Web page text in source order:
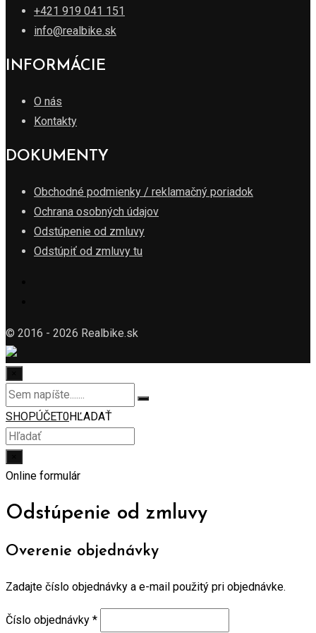
+421 919 041 151
info@realbike.sk
INFORMÁCIE
O nás
Kontakty
DOKUMENTY
Obchodné podmienky / reklamačný poriadok
Ochrana osobných údajov
Odstúpenie od zmluvy
Odstúpiť od zmluvy tu
© 2016 - 2026 Realbike.sk
SHOPÚČET0HĽADAŤ
Online formulár
Odstúpenie od zmluvy
Overenie objednávky
Zadajte číslo objednávky a e-mail použitý pri objednávke.
Číslo objednávky *